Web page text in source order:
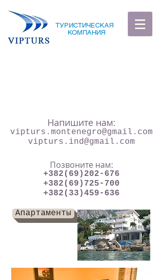
ТУРИСТИЧЕСКАЯ
КОМПАНИЯ
Напишите нам:
vipturs.montenegro@gmail.com
vipturs.ind@gmail.com
Позвоните нам:
+382(69)202-676
+382(69)725-700
+382(33)459-636
Апартаменты